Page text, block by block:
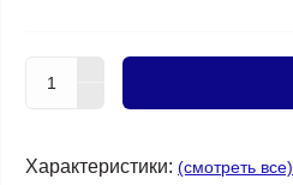
Характеристики: (смотреть все)